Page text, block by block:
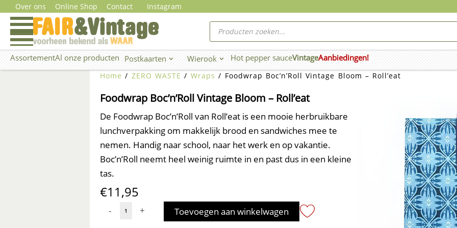
naar
inhoud
Over ons Online Shop Contact Instagram
Producten
zoeken
AssortementAl onze producten Postkaarten Open Postkaarten
Wierook Open Wierook
Hot pepper sauceVintageAanbiedingen!
Home / ZERO WASTE / Wraps / Foodwrap Boc’n’Roll Vintage Bloom – Roll’eat
Foodwrap Boc’n’Roll Vintage Bloom – Roll’eat
De Foodwrap Boc’n’Roll van Roll’eat is een mooie herbruikbare
lunchverpakking om makkelijk brood en sandwiches mee te
nemen. Handig naar school, naar het werk en op vakantie.
Boc’n’Roll neemt heel weinig ruimte in en past dus in een kleine
tas.
€11,95
-
Foodwrap + Toevoegen aan winkelwagen